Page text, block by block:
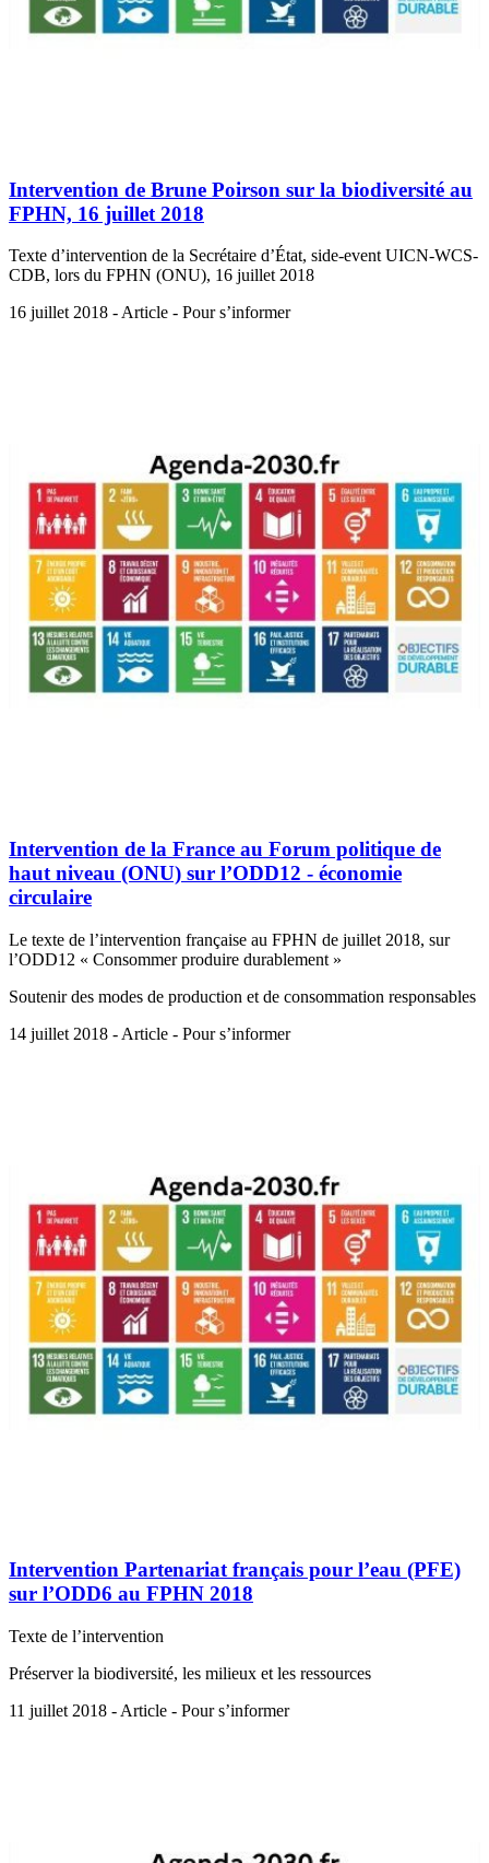
Intervention de Brune Poirson sur la biodiversité au
FPHN, 16 juillet 2018
Texte d’intervention de la Secrétaire d’État, side-event UICN-WCS-
CDB, lors du FPHN (ONU), 16 juillet 2018
16 juillet 2018 - Article - Pour s’informer
Intervention de la France au Forum politique de
haut niveau (ONU) sur l’ODD12 - économie
circulaire
Le texte de l’intervention française au FPHN de juillet 2018, sur
l’ODD12 « Consommer produire durablement »
Soutenir des modes de production et de consommation responsables
14 juillet 2018 - Article - Pour s’informer
Intervention Partenariat français pour l’eau (PFE)
sur l’ODD6 au FPHN 2018
Texte de l’intervention
Préserver la biodiversité, les milieux et les ressources
11 juillet 2018 - Article - Pour s’informer